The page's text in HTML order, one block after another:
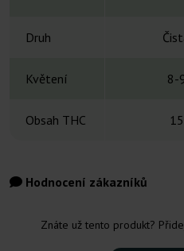
Druh
Květení 8-
Obsah THC
Hodnocení zákazníků
Znáte už tento produkt?